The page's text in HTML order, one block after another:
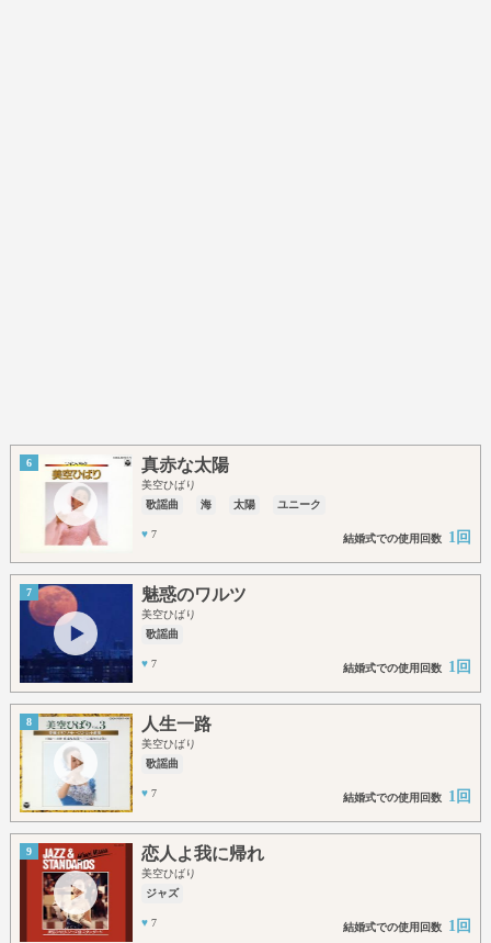
6 真赤な太陽
美空ひばり
歌謡曲
海 太陽 ユニーク
♥ 7 結婚式での使用回数 1回
7 魅惑のワルツ
美空ひばり
歌謡曲
♥ 7 結婚式での使用回数 1回
8 人生一路
美空ひばり
歌謡曲
♥ 7 結婚式での使用回数 1回
9 恋人よ我に帰れ
美空ひばり
ジャズ
♥ 7 結婚式での使用回数 1回